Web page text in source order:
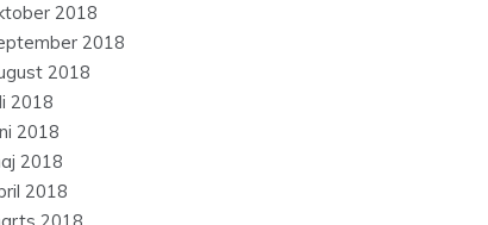
2018
2018
2018
2018
2018
2018
2018